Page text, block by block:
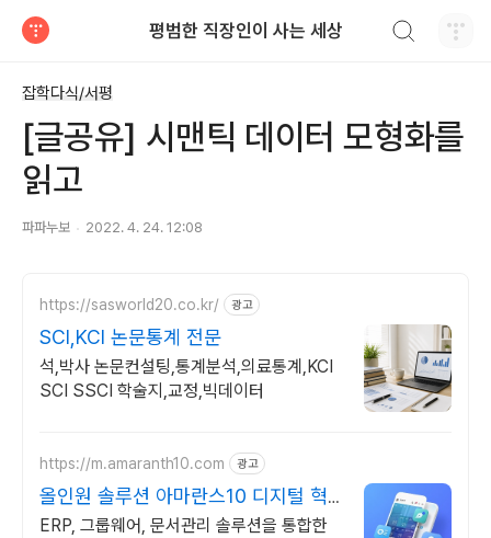
평범한 직장인이 사는 세상
잡학다식/서평
[글공유] 시맨틱 데이터 모형화를
읽고
파파누보 2022. 4. 24. 12:08
https://sasworld20.co.kr/ 광고
SCI,KCI 논문통계 전문
석,박사 논문컨설팅,통계분석,의료통계,KCI
SCI SSCI 학술지,교정,빅데이터
https://m.amaranth10.com 광고
올인원 솔루션 아마란스10 디지털 혁
신의 완성
ERP, 그룹웨어, 문서관리 솔루션을 통합한